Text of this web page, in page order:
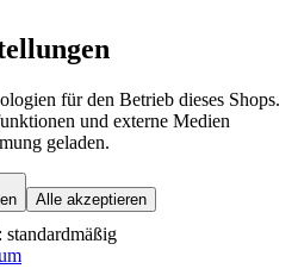
für den Betrieb dieses Shops.
und externe Medien
geladen.
Alle akzeptieren